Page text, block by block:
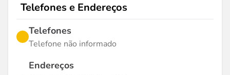
Telefones e Endereços
Telefones
Telefone não informado
Endereços